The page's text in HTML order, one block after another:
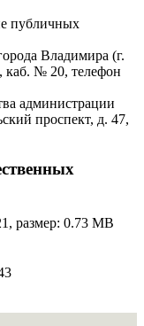
публичных
Владимира (г.
каб. № 20, телефон
администрации
проспект, д. 47,
размер: 0.73 MB